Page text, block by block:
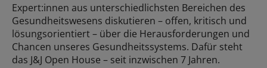
Expert:innen aus unterschiedlichsten Bereichen des
Gesundheitswesens diskutieren – offen, kritisch und
lösungsorientiert – über die Herausforderungen und
Chancen unseres Gesundheitssystems. Dafür steht
das J&J Open House – seit inzwischen 7 Jahren.